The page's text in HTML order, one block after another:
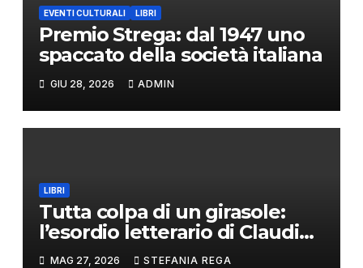
EVENTI CULTURALI LIBRI
Premio Strega: dal 1947 uno
spaccato della società italiana
GIU 28, 2026 ADMIN
LIBRI
Tutta colpa di un girasole:
l’esordio letterario di Claudio
Aorta
MAG 27, 2026 STEFANIA REGA